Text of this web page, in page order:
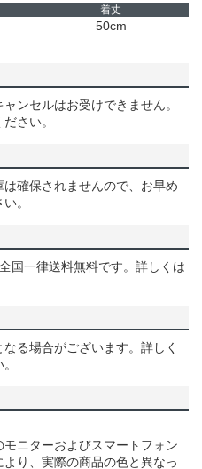
着丈
50cm
ンセルはお受けできません。
さい。
確保されませんので、お早め
。
国一律送料無料です。詳しくは
る場合がございます。詳しく
ニターおよびスマートフォン
り、実際の商品の色と異なっ